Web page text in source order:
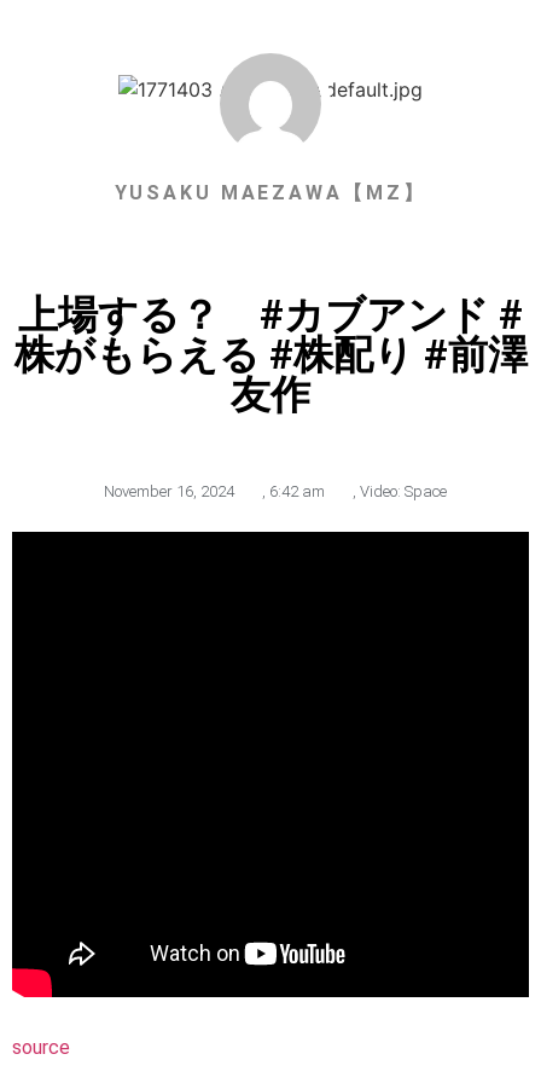
YUSAKU MAEZAWA【MZ】
上場する？ #カブアンド #
株がもらえる #株配り #前澤
友作
November 16, 2024 6:42 am Video: Space
source